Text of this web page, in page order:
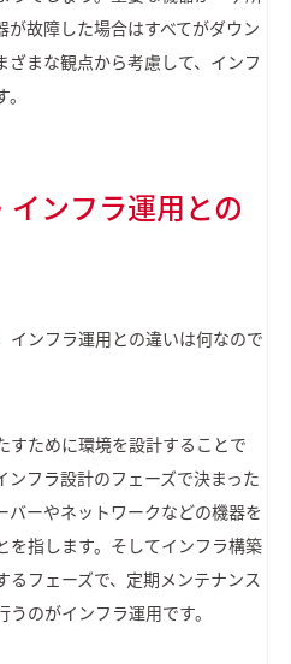
故障した場合はすべてがダウン
ざまな観点から考慮して、インフ
インフラ運用との
インフラ運用との違いは何なので
すために環境を設計することで
フラ設計のフェーズで決まった
バーやネットワークなどの機器を
を指します。そしてインフラ構築
るフェーズで、定期メンテナンス
のがインフラ運用です。